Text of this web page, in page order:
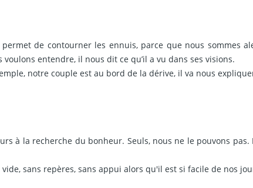
de contourner les ennuis, parce que nous sommes
entendre, il nous dit ce qu’il a vu dans ses visions.
notre couple est au bord de la dérive, il va nous
à la recherche du bonheur. Seuls, nous ne le pouvons
sans repères, sans appui alors qu'il est si facile de nos